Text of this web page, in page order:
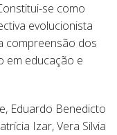
se como
evolucionista
compreensão dos
em educação e
Eduardo Benedicto
Izar, Vera Silvia